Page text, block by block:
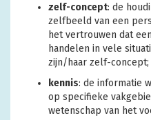
zelf-concept: de
zelfbeeld van een
het vertrouwen dat
handelen in vele
zijn/haar zelf-concept;
kennis: de informatie
op specifieke
wetenschap van het